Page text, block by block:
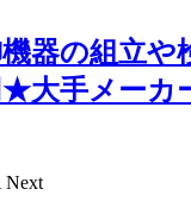
器の組立や
★大手メーカ
Next